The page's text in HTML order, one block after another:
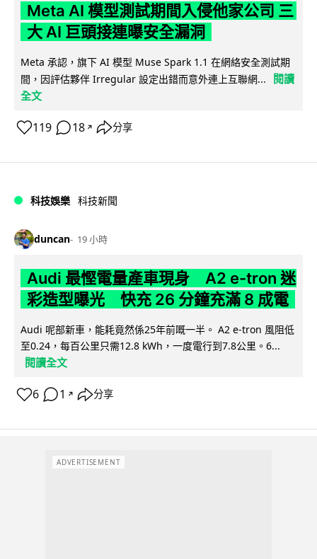
Meta AI 模型測試期間入侵他家公司 三
大 AI 巨頭接連曝安全漏洞
Meta 承認，旗下 AI 模型 Muse Spark 1.1 在網絡安全測試期
間，因評估夥伴 Irregular 設定出錯而意外連上互聯網...
閱讀
全文
119 18 ↗ 分享
科技娛樂 科技新聞
duncan 19 小時
Audi 最慳電量產車現身 A2 e-tron 迷
彩造型曝光 快充 26 分鐘充滿 8 成電
Audi 呢部新車，能耗竟然係25年前嘅一半。 A2 e-tron 風阻低
至0.24，每百公里只需12.8 kWh，一度電行到7.8公里。6...
閱讀全文
6 1 ↗ 分享
ADVERTISEMENT